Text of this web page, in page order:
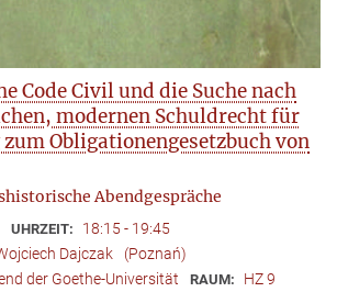
Code Civil und die Suche nach
modernen Schuldrecht für
zum Obligationengesetzbuch von
Abendgespräche
UHRZEIT: 18:15 - 19:45
Dajczak (Poznań)
der Goethe-Universität RAUM: HZ 9